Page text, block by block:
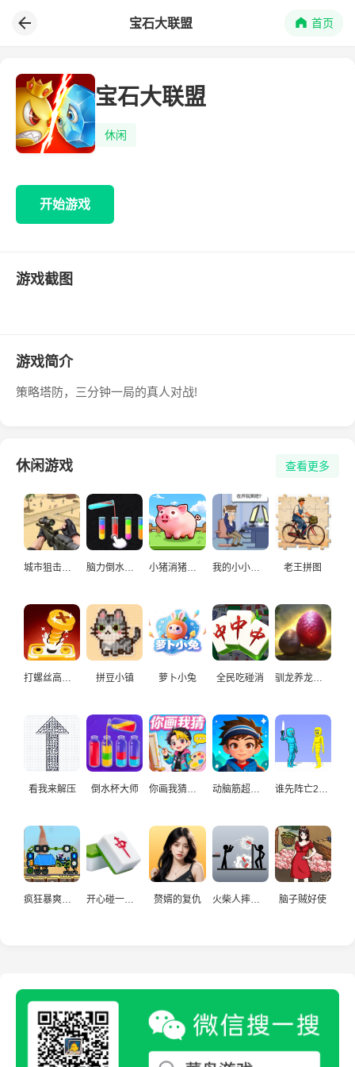
宝石大联盟 首页
宝石大联盟
休闲
开始游戏
游戏截图
游戏简介
策略塔防，三分钟一局的真人对战!
休闲游戏 查看更多
城市狙击手游戏 脑力倒水挑战 小猪消猪猪游戏 我的小小人生 老王拼图
打螺丝高手益智游戏 拼豆小镇 萝卜小兔 全民吃碰消 驯龙养龙孵化高手
看我来解压 倒水杯大师
赘婿的复仇 火柴人摔炮仗 脑子贼好使